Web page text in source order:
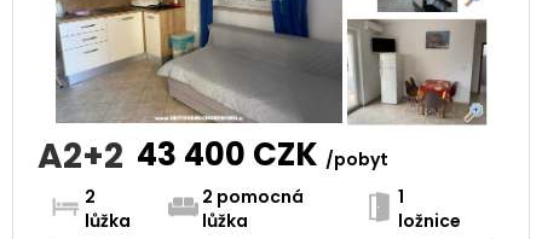
A2+2 43 400 CZK /pobyt
2
lůžka
2 pomocná
lůžka
1
ložnice